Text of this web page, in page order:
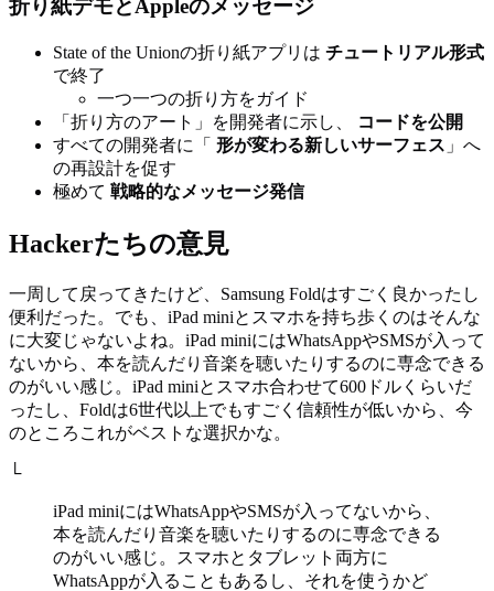
折り紙デモとAppleのメッセージ
State of the Unionの折り紙アプリは チュートリアル形式
で終了
一つ一つの折り方をガイド
「折り方のアート」を開発者に示し、
コードを公開
すべての開発者に「 形が変わる新しいサーフェス 」へ
の再設計を促す
極めて 戦略的なメッセージ発信
Hackerたちの意見
一周して戻ってきたけど、Samsung Foldはすごく良かったし
便利だった。でも、iPad miniとスマホを持ち歩くのはそんな
に大変じゃないよね。iPad miniにはWhatsAppやSMSが入って
ないから、本を読んだり音楽を聴いたりするのに専念できる
のがいい感じ。iPad miniとスマホ合わせて600ドルくらいだ
ったし、Foldは6世代以上でもすごく信頼性が低いから、今
のところこれがベストな選択かな。
└
iPad miniにはWhatsAppやSMSが入ってないから、
本を読んだり音楽を聴いたりするのに専念できる
のがいい感じ。スマホとタブレット両方に
WhatsAppが入ることもあるし、それを使うかど